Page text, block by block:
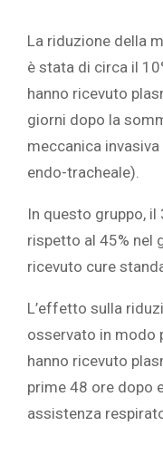
La riduzione della
è stata di circa il
hanno ricevuto
giorni dopo la
meccanica
endo-tracheale).
In questo gruppo,
rispetto al 45% nel
ricevuto cure
L’effetto sulla
osservato in modo
hanno ricevuto
prime 48 ore dopo
assistenza